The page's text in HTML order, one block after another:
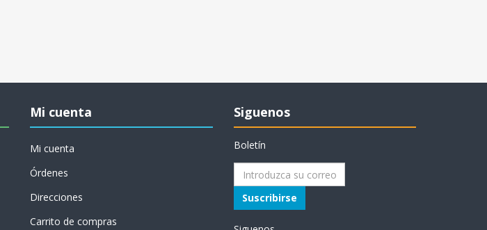
Mi cuenta
Mi cuenta
Órdenes
Direcciones
Carrito de compras
Siguenos
Boletín
Suscribirse